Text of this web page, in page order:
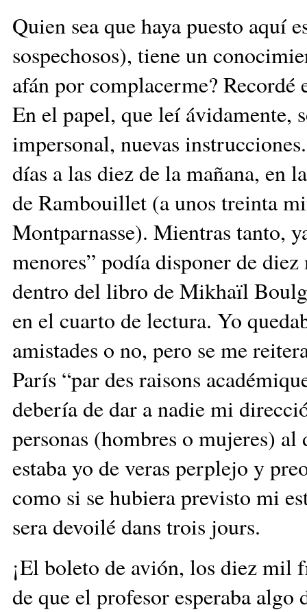
Quien sea que haya puesto aquí
sospechosos), tiene un
afán por complacerme?
En el papel, que leí ávidamente,
impersonal, nuevas
días a las diez de la mañana, en
de Rambouillet (a unos treinta
Montparnasse). Mientras tanto,
menores” podía disponer de
dentro del libro de Mikhaïl
en el cuarto de lectura. Yo
amistades o no, pero se me
París “par des raisons
debería de dar a nadie mi
personas (hombres o mujeres)
estaba yo de veras perplejo y
como si se hubiera previsto mi
sera devoilé dans trois jours.
¡El boleto de avión, los diez mil
de que el profesor esperaba